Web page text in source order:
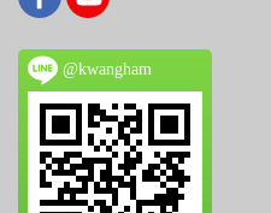
@kwangham